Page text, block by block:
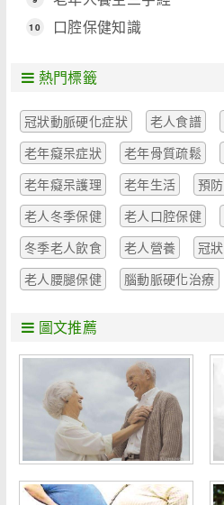
10 口腔保健知識
熱門標籤
冠狀動脈硬化症狀 老人食譜
老年癡呆症狀
老年骨質疏鬆
老年癡呆護理
老年生活
預
老人冬季保健
老人口腔保健
冬季老人飲食
老人營養
冠
老人腰腿保健
腦動脈硬化治療
圖文推薦